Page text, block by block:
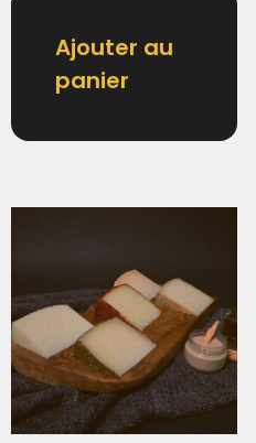
Ajouter au
panier